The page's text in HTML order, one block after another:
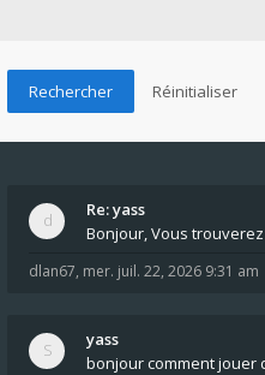
Re: yass
Bonjour, Vous
dlan67, mer. juil. 22, 2026 9:31 am
yass
bonjour comment jouer